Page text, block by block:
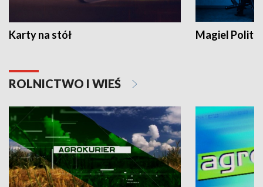
Karty na stół Magiel
ROLNICTWO I WIEŚ